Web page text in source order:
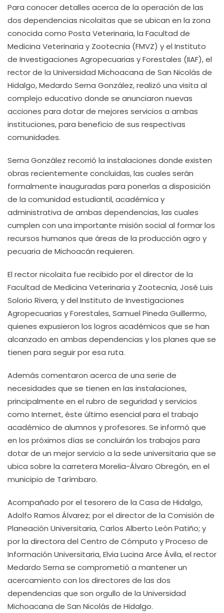
Para conocer detalles acerca de la operación de las
dos dependencias nicolaitas que se ubican en la zona
conocida como Posta Veterinaria, la Facultad de
Medicina Veterinaria y Zootecnia (FMVZ) y el Instituto
de Investigaciones Agropecuarias y Forestales (IIAF), el
rector de la Universidad Michoacana de San Nicolás de
Hidalgo, Medardo Serna González, realizó una visita al
complejo educativo donde se anunciaron nuevas
acciones para dotar de mejores servicios a ambas
instituciones, para beneficio de sus respectivas
comunidades.
Serna González recorrió la instalaciones donde existen
obras recientemente concluidas, las cuales serán
formalmente inauguradas para ponerlas a disposición
de la comunidad estudiantil, académica y
administrativa de ambas dependencias, las cuales
cumplen con una importante misión social al formar los
recursos humanos que áreas de la producción agro y
pecuaria de Michoacán requieren.
El rector nicolaita fue recibido por el director de la
Facultad de Medicina Veterinaria y Zootecnia, José Luis
Solorio Rivera, y del Instituto de Investigaciones
Agropecuarias y Forestales, Samuel Pineda Guillermo,
quienes expusieron los logros académicos que se han
alcanzado en ambas dependencias y los planes que se
tienen para seguir por esa ruta.
Además comentaron acerca de una serie de
necesidades que se tienen en las instalaciones,
principalmente en el rubro de seguridad y servicios
como Internet, éste último esencial para el trabajo
académico de alumnos y profesores. Se informó que
en los próximos días se concluirán los trabajos para
dotar de un mejor servicio a la sede universitaria que se
ubica sobre la carretera Morelia-Álvaro Obregón, en el
municipio de Tarímbaro.
Acompañado por el tesorero de la Casa de Hidalgo,
Adolfo Ramos Álvarez; por el director de la Comisión de
Planeación Universitaria, Carlos Alberto León Patiño; y
por la directora del Centro de Cómputo y Proceso de
Información Universitaria, Elvia Lucina Arce Ávila, el rector
Medardo Serna se comprometió a mantener un
acercamiento con los directores de las dos
dependencias que son orgullo de la Universidad
Michoacana de San Nicolás de Hidalgo.